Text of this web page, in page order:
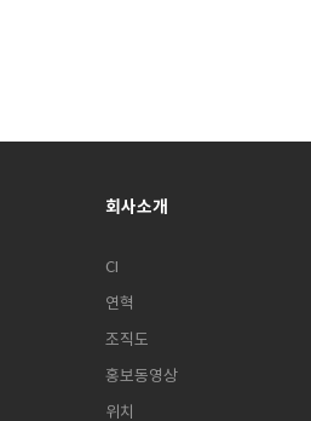
회사소개
CI
연혁
조직도
홍보동영상
위치